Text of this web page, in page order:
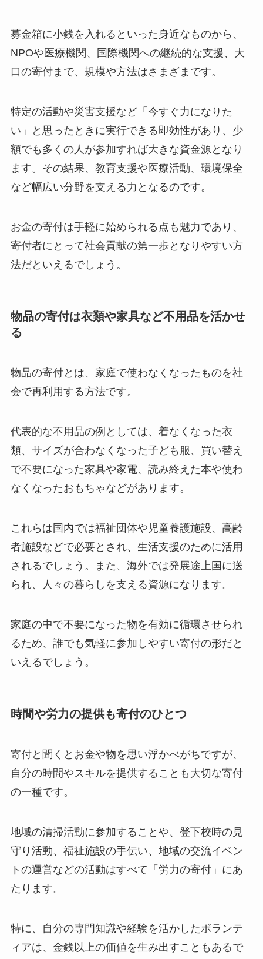
募金箱に小銭を入れるといった身近なものから、
NPOや医療機関、国際機関への継続的な支援、大
口の寄付まで、規模や方法はさまざまです。
特定の活動や災害支援など「今すぐ力になりた
い」と思ったときに実行できる即効性があり、少
額でも多くの人が参加すれば大きな資金源となり
ます。その結果、教育支援や医療活動、環境保全
など幅広い分野を支える力となるのです。
お金の寄付は手軽に始められる点も魅力であり、
寄付者にとって社会貢献の第一歩となりやすい方
法だといえるでしょう。
物品の寄付は衣類や家具など不用品を活かせ
る
物品の寄付とは、家庭で使わなくなったものを社
会で再利用する方法です。
代表的な不用品の例としては、着なくなった衣
類、サイズが合わなくなった子ども服、買い替え
で不要になった家具や家電、読み終えた本や使わ
なくなったおもちゃなどがあります。
これらは国内では福祉団体や児童養護施設、高齢
者施設などで必要とされ、生活支援のために活用
されるでしょう。また、海外では発展途上国に送
られ、人々の暮らしを支える資源になります。
家庭の中で不要になった物を有効に循環させられ
るため、誰でも気軽に参加しやすい寄付の形だと
いえるでしょう。
時間や労力の提供も寄付のひとつ
寄付と聞くとお金や物を思い浮かべがちですが、
自分の時間やスキルを提供することも大切な寄付
の一種です。
地域の清掃活動に参加することや、登下校時の見
守り活動、福祉施設の手伝い、地域の交流イベン
トの運営などの活動はすべて「労力の寄付」にあ
たります。
特に、自分の専門知識や経験を活かしたボランテ
ィアは、金銭以上の価値を生み出すこともあるで